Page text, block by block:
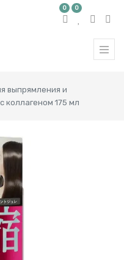
0 0
выпрямления и
коллагеном 175 мл